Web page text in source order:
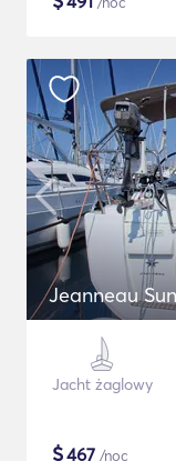
Jeanneau
Jacht żaglowy
$467 /noc